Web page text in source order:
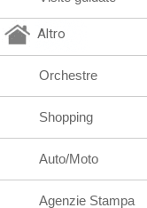
Altro
Orchestre
Shopping
Auto/Moto
Agenzie Stampa